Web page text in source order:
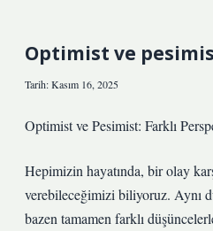
Optimist ve
Tarih: Kasım 16, 2025
Optimist ve Pesimist: Farklı
Hepimizin hayatında, bir olay
verebileceğimizi biliyoruz. Aynı
bazen tamamen farklı